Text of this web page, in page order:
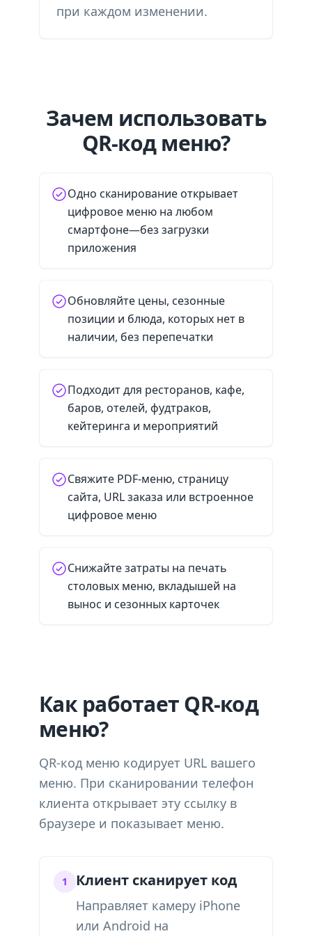
при каждом изменении.
Зачем использовать
QR-код меню?
Одно сканирование открывает
цифровое меню на любом
смартфоне—без загрузки
приложения
Обновляйте цены, сезонные
позиции и блюда, которых нет в
наличии, без перепечатки
Подходит для ресторанов, кафе,
баров, отелей, фудтраков,
кейтеринга и мероприятий
Свяжите PDF-меню, страницу
сайта, URL заказа или встроенное
цифровое меню
Снижайте затраты на печать
столовых меню, вкладышей на
вынос и сезонных карточек
Как работает QR-код
меню?
QR-код меню кодирует URL вашего
меню. При сканировании телефон
клиента открывает эту ссылку в
браузере и показывает меню.
1 Клиент сканирует код
Направляет камеру iPhone
или Android на